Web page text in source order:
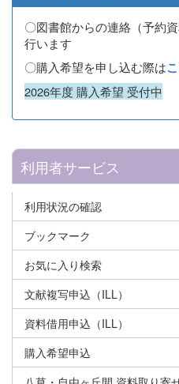
〇図書館からの連絡（予約
行います
〇購入希望を申し込む際は
2026年度 購入希望 受付中
利用者サービス
利用状況の確認
ブックマーク
お気に入り検索
文献複写申込（ILL）
資料借用申込（ILL）
購入希望申込